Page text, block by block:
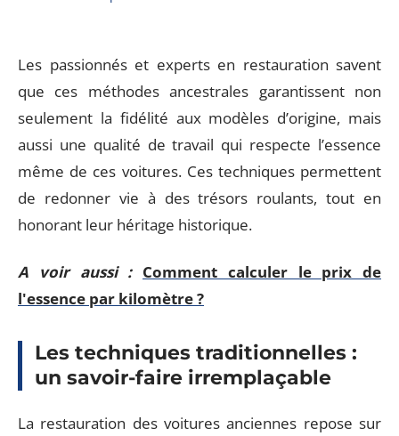
Les passionnés et experts en restauration savent
que ces méthodes ancestrales garantissent non
seulement la fidélité aux modèles d’origine, mais
aussi une qualité de travail qui respecte l’essence
même de ces voitures. Ces techniques permettent
de redonner vie à des trésors roulants, tout en
honorant leur héritage historique.
A voir aussi : Comment calculer le prix de
l'essence par kilomètre ?
Les techniques traditionnelles :
un savoir-faire irremplaçable
La restauration des voitures anciennes repose sur